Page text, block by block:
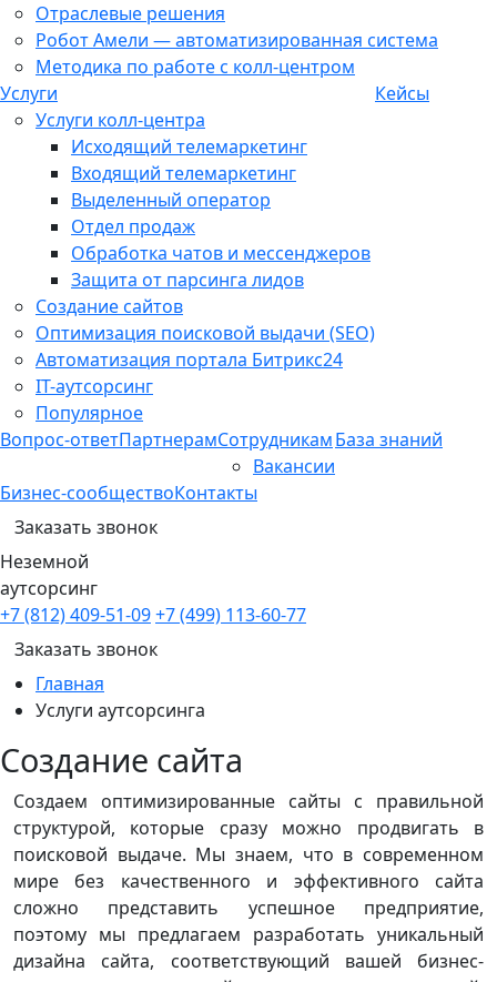
Отраслевые решения
Робот Амели — автоматизированная система
Методика по работе с колл-центром
Услуги
Услуги колл-центра
Исходящий телемаркетинг
Входящий телемаркетинг
Выделенный оператор
Отдел продаж
Обработка чатов и мессенджеров
Защита от парсинга лидов
Создание сайтов
Оптимизация поисковой выдачи (SEO)
Автоматизация портала Битрикс24
IT-аутсорсинг
Популярное
Кейсы
Вопрос-ответПартнерамСотрудникам
Вакансии
База знаний
Бизнес-сообществоКонтакты
Заказать звонок
Неземной
аутсорсинг
+7 (812) 409-51-09+7 (499) 113-60-77
Заказать звонок
Главная
Услуги аутсорсинга
Создание сайта
Создаем оптимизированные сайты с правильной
структурой, которые сразу можно продвигать в
поисковой выдаче. Мы знаем, что в современном
мире без качественного и эффективного сайта
сложно представить успешное предприятие,
поэтому мы предлагаем разработать уникальный
дизайна сайта, соответствующий вашей бизнес-